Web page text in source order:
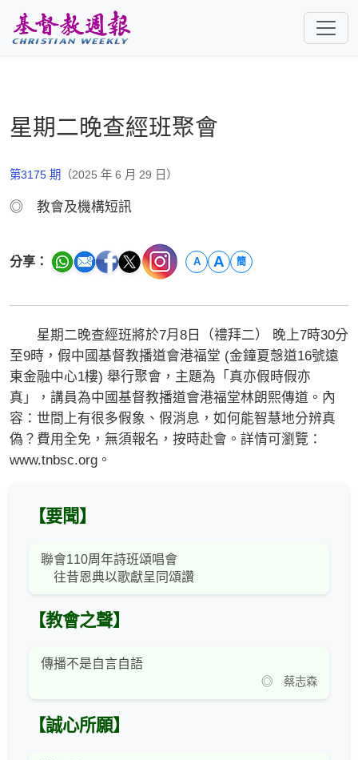
星期二晚查經班聚會
第3175 期 （2025 年 6 月 29 日）
◎ 教會及機構短訊
分享： A A 簡
星期二晚查經班將於7月8日（禮拜二） 晚上7時30分
至9時，假中國基督教播道會港福堂 (金鐘夏愨道16號遠
東金融中心1樓) 舉行聚會，主題為「真亦假時假亦
真」，講員為中國基督教播道會港福堂林朗熙傳道。內
容：世間上有很多假象、假消息，如何能智慧地分辨真
偽？費用全免，無須報名，按時赴會。詳情可瀏覽：
www.tnbsc.org。
【要聞】
聯會110周年詩班頌唱會
往昔恩典以歌獻呈同頌讚
【教會之聲】
傳播不是自言自語
◎ 蔡志森
【誠心所願】